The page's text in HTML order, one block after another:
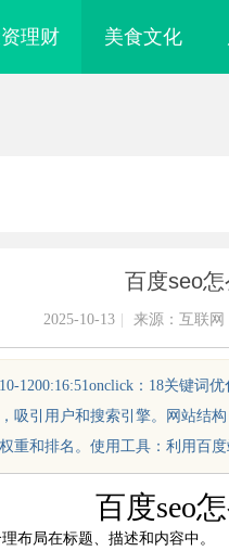
理财 美食文化
百度seo
2025-10-13 来源：互联网
1200:16:51onclick：18关键
吸引用户和搜索引擎。网站结
重和排名。使用工具：利用百
百度seo
time： 2025-10-12
布局在标题、描述和内容中。
电影网：开启无限观影体验的
平台